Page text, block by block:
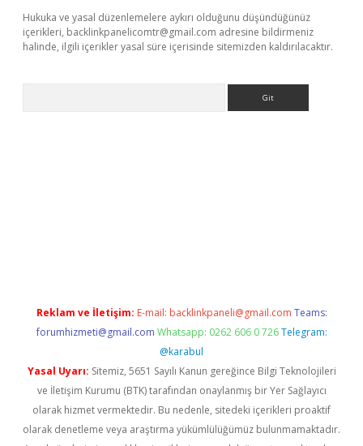
Hukuka ve yasal düzenlemelere aykırı olduğunu düşündüğünüz
içerikleri, backlinkpanelicomtr@gmail.com adresine bildirmeniz
halinde, ilgili içerikler yasal süre içerisinde sitemizden kaldırılacaktır.
Reklam ve İletişim: E-mail: backlinkpaneli@gmail.com Teams:
forumhizmeti@gmail.com Whatsapp: 0262 606 0 726 Telegram:
@karabul
Yasal Uyarı: Sitemiz, 5651 Sayılı Kanun gereğince Bilgi Teknolojileri
ve İletişim Kurumu (BTK) tarafından onaylanmış bir Yer Sağlayıcı
olarak hizmet vermektedir. Bu nedenle, sitedeki içerikleri proaktif
olarak denetleme veya araştırma yükümlülüğümüz bulunmamaktadır.